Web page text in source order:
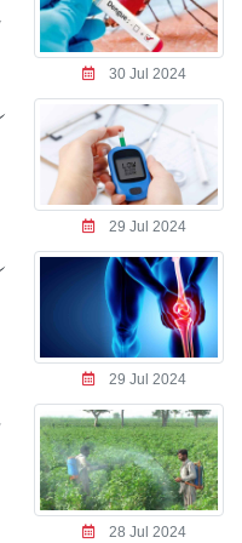
30 Jul 2024
29 Jul 2024
29 Jul 2024
28 Jul 2024